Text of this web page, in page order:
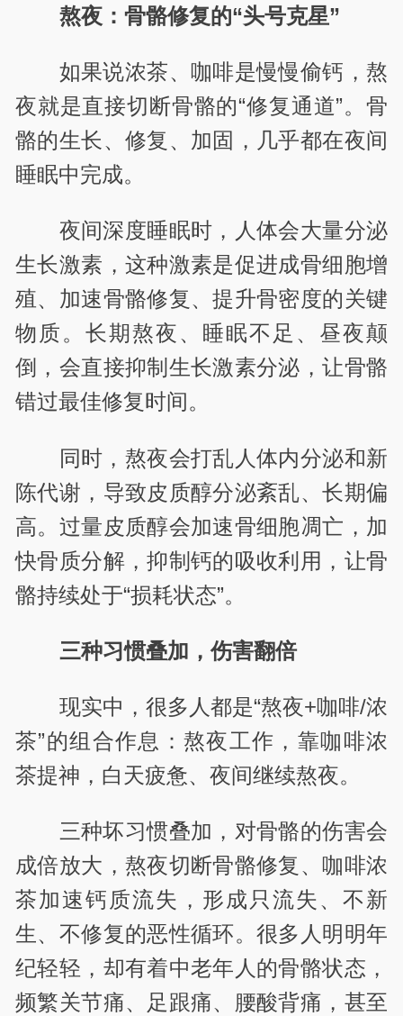
熬夜：骨骼修复的“头号克星”
如果说浓茶、咖啡是慢慢偷钙，熬
夜就是直接切断骨骼的“修复通道”。骨
骼的生长、修复、加固，几乎都在夜间
睡眠中完成。
夜间深度睡眠时，人体会大量分泌
生长激素，这种激素是促进成骨细胞增
殖、加速骨骼修复、提升骨密度的关键
物质。长期熬夜、睡眠不足、昼夜颠
倒，会直接抑制生长激素分泌，让骨骼
错过最佳修复时间。
同时，熬夜会打乱人体内分泌和新
陈代谢，导致皮质醇分泌紊乱、长期偏
高。过量皮质醇会加速骨细胞凋亡，加
快骨质分解，抑制钙的吸收利用，让骨
骼持续处于“损耗状态”。
三种习惯叠加，伤害翻倍
现实中，很多人都是“熬夜+咖啡/浓
茶”的组合作息：熬夜工作，靠咖啡浓
茶提神，白天疲惫、夜间继续熬夜。
三种坏习惯叠加，对骨骼的伤害会
成倍放大，熬夜切断骨骼修复、咖啡浓
茶加速钙质流失，形成只流失、不新
生、不修复的恶性循环。很多人明明年
纪轻轻，却有着中老年人的骨骼状态，
频繁关节痛、足跟痛、腰酸背痛，甚至